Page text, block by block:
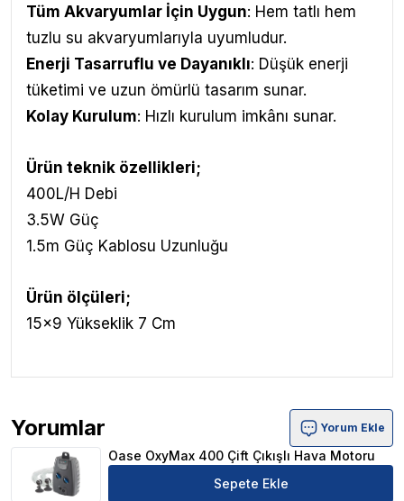
Tüm Akvaryumlar İçin Uygun: Hem tatlı hem
tuzlu su akvaryumlarıyla uyumludur.
Enerji Tasarruflu ve Dayanıklı: Düşük enerji
tüketimi ve uzun ömürlü tasarım sunar.
Kolay Kurulum: Hızlı kurulum imkânı sunar.
Ürün teknik özellikleri;
400L/H Debi
3.5W Güç
1.5m Güç Kablosu Uzunluğu
Ürün ölçüleri;
15x9 Yükseklik 7 Cm
Yorumlar
Oase OxyMax 400 Çift Çıkışlı Hava Motoru Ürün
Yorum Ekle
Oase OxyMax 400 Çift Çıkışlı Hava Motoru
Sepete Ekle